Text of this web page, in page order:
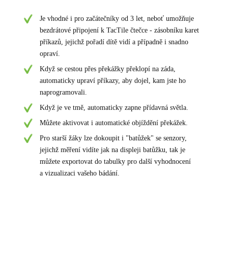
Je vhodné i pro začátečníky od 3 let, neboť umožňuje
bezdrátové připojení k TacTile čtečce - zásobníku karet
příkazů, jejichž pořadí dítě vidí a případně i snadno
opraví.
Když se cestou přes překážky překlopí na záda,
automaticky upraví příkazy, aby dojel, kam jste ho
naprogramovali.
Když je ve tmě, automaticky zapne přídavná světla.
Můžete aktivovat i automatické objíždění překážek.
Pro starší žáky lze dokoupit i "batůžek" se senzory,
jejichž měření vidíte jak na displeji batůžku, tak je
můžete exportovat do tabulky pro další vyhodnocení
a vizualizaci vašeho bádání.